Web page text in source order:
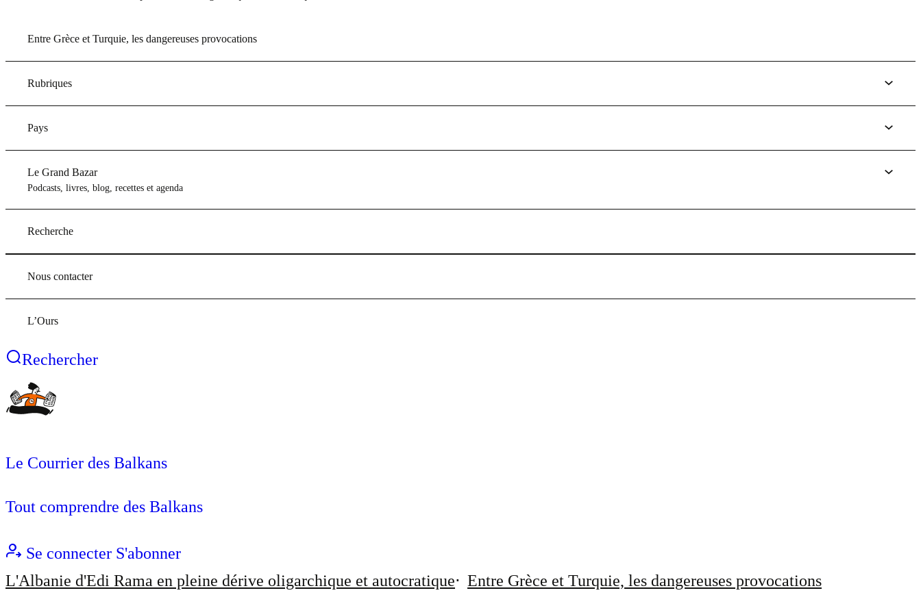
Entre Grèce et Turquie, les dangereuses provocations
Rubriques
Pays
Le Grand Bazar
Podcasts, livres, blog, recettes et agenda
Recherche
Nous contacter
L’Ours
Rechercher
Le Courrier des Balkans
Tout comprendre des Balkans
Se connecter S'abonner
L'Albanie d'Edi Rama en pleine dérive oligarchique et autocratique
Entre Grèce et Turquie, les dangereuses provocations